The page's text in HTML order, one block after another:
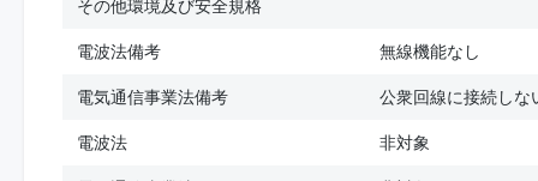
その他環境及び安全規格
電波法備考
無線機能なし
電気通信事業法備考
公衆回線に接続しな
電波法
非対象